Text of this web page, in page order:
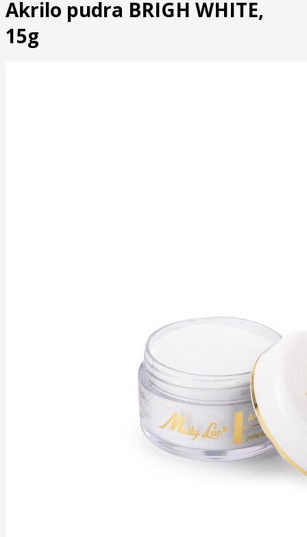
Akrilo pudra BRIGH WHITE,
15g